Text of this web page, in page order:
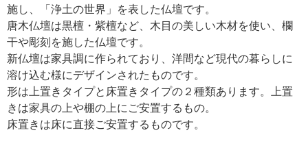
施し、「浄土の世界」を表した仏壇です。
唐木仏壇は黒檀・紫檀など、木目の美しい木材を使い、欄
干や彫刻を施した仏壇です。
新仏壇は家具調に作られており、洋間など現代の暮らしに
溶け込む様にデザインされたものです。
形は上置きタイプと床置きタイプの２種類あります。上置
きは家具の上や棚の上にご安置するもの。
床置きは床に直接ご安置するものです。